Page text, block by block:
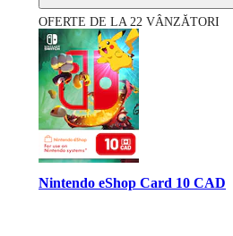
OFERTE DE LA 22 VÂNZĂTORI
Nintendo eShop Card 10 CAD